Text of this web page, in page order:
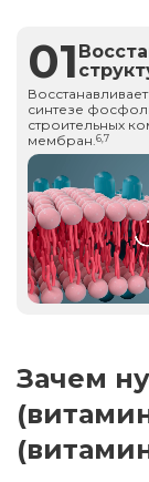
01
синтезе
строительных
мембран.6,7
Зачем